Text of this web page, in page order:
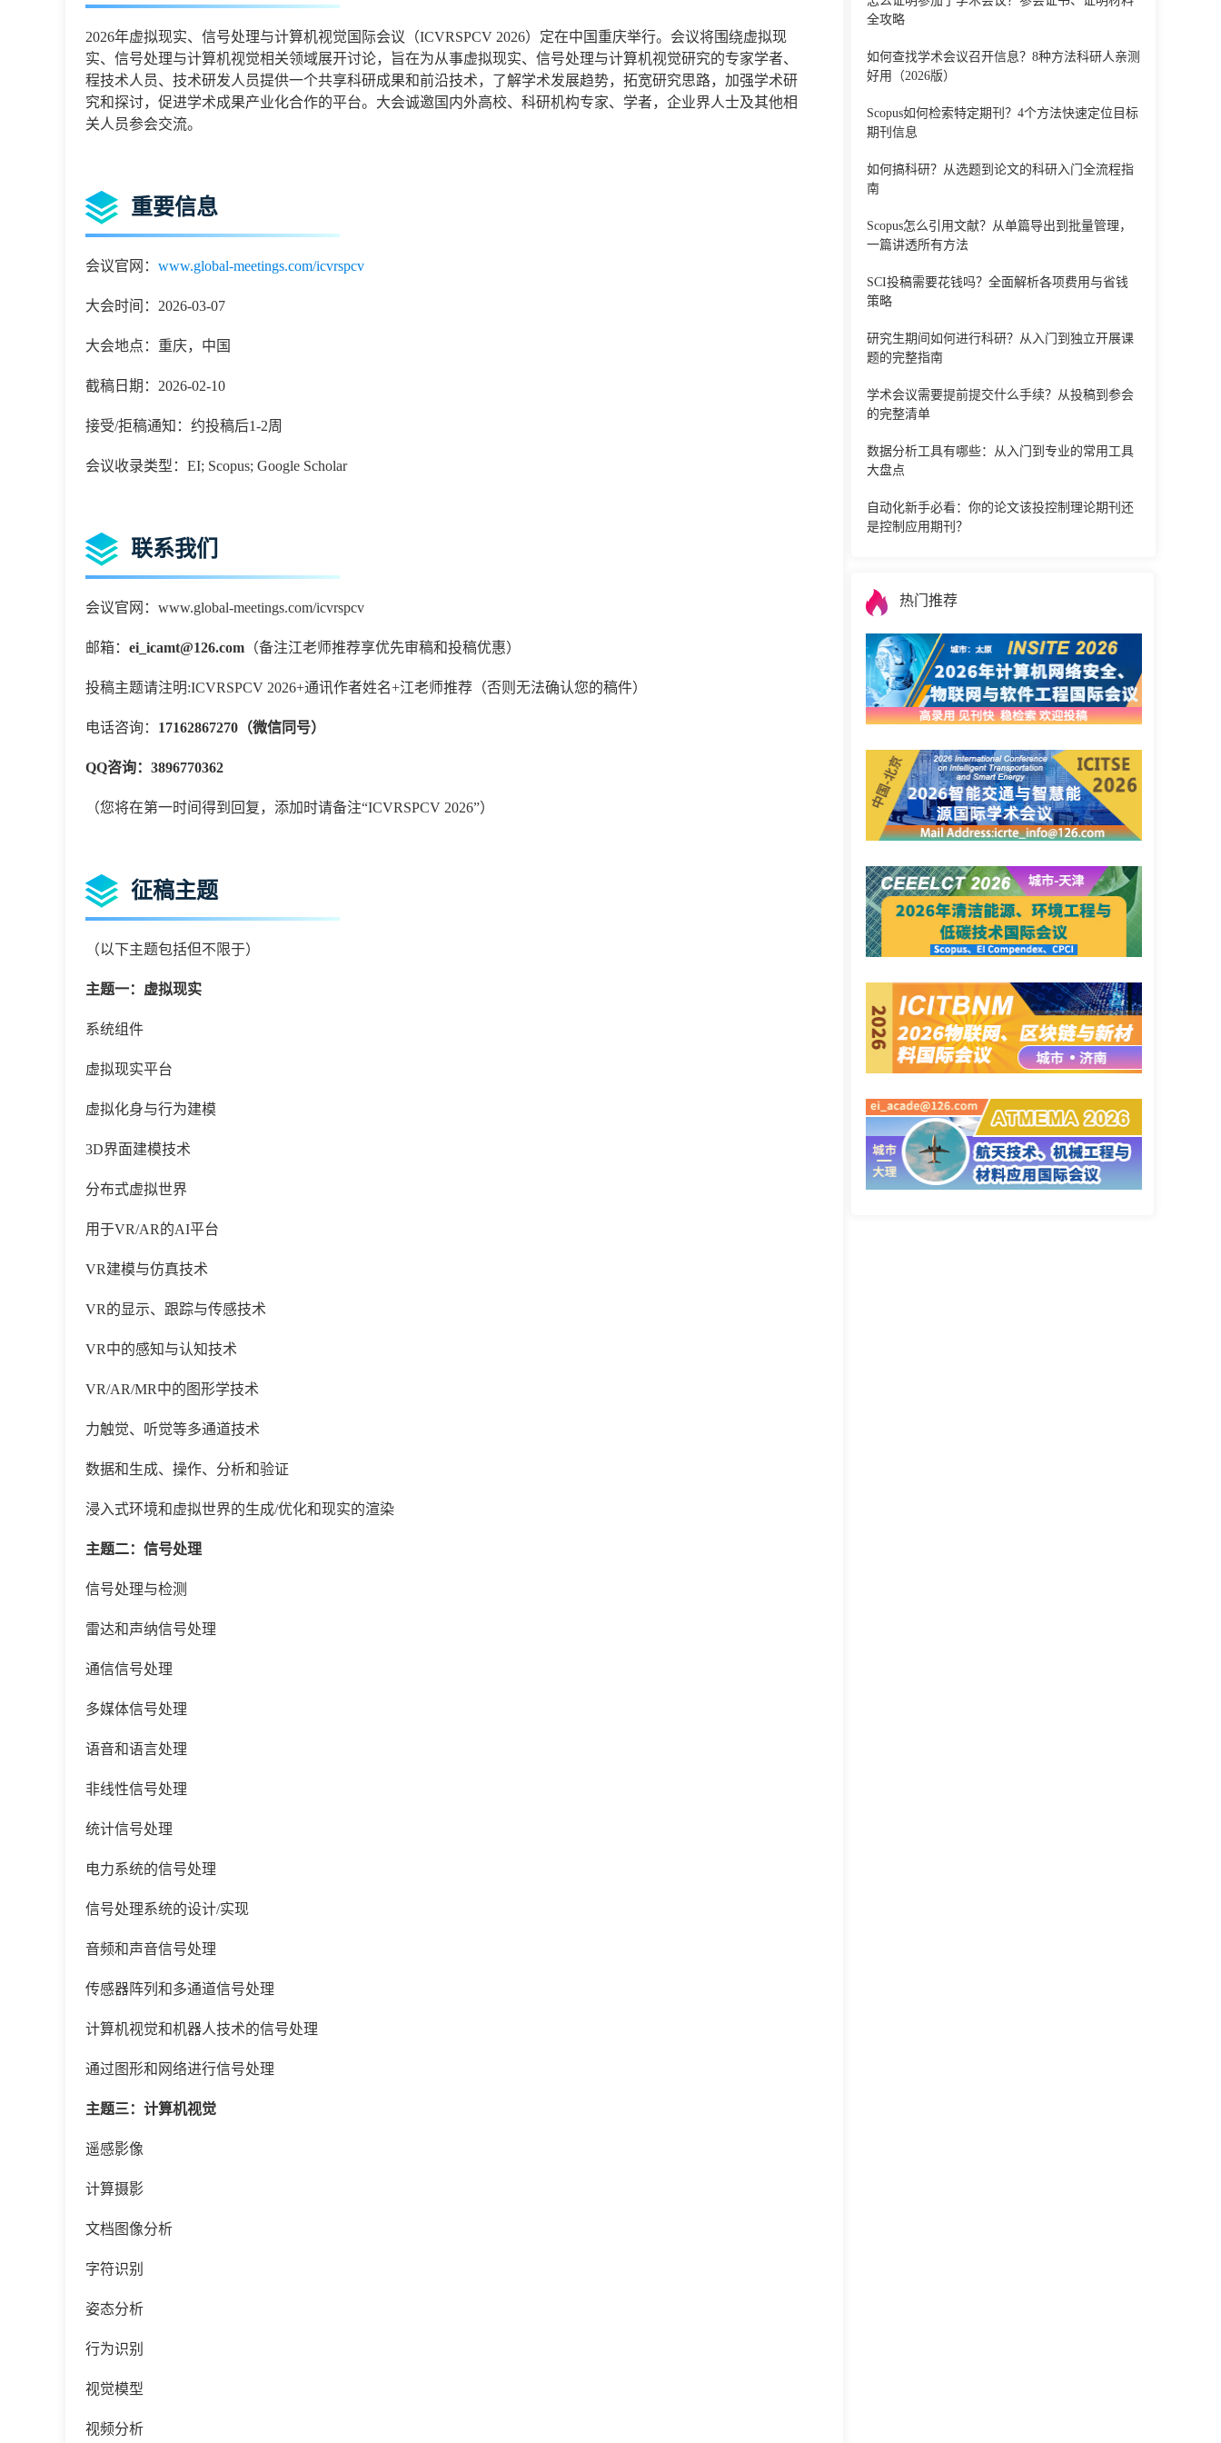
2026年虚拟现实、信号处理与计算机视觉国际会议（ICVRSPCV 2026）定在中国重庆举行。会议将围绕虚拟现
实、信号处理与计算机视觉相关领域展开讨论，旨在为从事虚拟现实、信号处理与计算机视觉研究的专家学者、
程技术人员、技术研发人员提供一个共享科研成果和前沿技术，了解学术发展趋势，拓宽研究思路，加强学术研
究和探讨，促进学术成果产业化合作的平台。大会诚邀国内外高校、科研机构专家、学者，企业界人士及其他相
关人员参会交流。
重要信息
会议官网： www.global-meetings.com/icvrspcv
大会时间：2026-03-07
大会地点：重庆，中国
截稿日期：2026-02-10
接受/拒稿通知：约投稿后1-2周
会议收录类型：EI; Scopus; Google Scholar
联系我们
会议官网：www.global-meetings.com/icvrspcv
邮箱： ei_icamt@126.com （备注江老师推荐享优先审稿和投稿优惠）
投稿主题请注明:ICVRSPCV 2026+通讯作者姓名+江老师推荐（否则无法确认您的稿件）
电话咨询： 17162867270（微信同号）
QQ咨询：3896770362
（您将在第一时间得到回复，添加时请备注“ICVRSPCV 2026”）
征稿主题
（以下主题包括但不限于）
主题一：虚拟现实
系统组件
虚拟现实平台
虚拟化身与行为建模
3D界面建模技术
分布式虚拟世界
用于VR/AR的AI平台
VR建模与仿真技术
VR的显示、跟踪与传感技术
VR中的感知与认知技术
VR/AR/MR中的图形学技术
力触觉、听觉等多通道技术
数据和生成、操作、分析和验证
浸入式环境和虚拟世界的生成/优化和现实的渲染
主题二：信号处理
信号处理与检测
雷达和声纳信号处理
通信信号处理
多媒体信号处理
语音和语言处理
非线性信号处理
统计信号处理
电力系统的信号处理
信号处理系统的设计/实现
音频和声音信号处理
传感器阵列和多通道信号处理
计算机视觉和机器人技术的信号处理
通过图形和网络进行信号处理
主题三：计算机视觉
遥感影像
计算摄影
文档图像分析
字符识别
姿态分析
行为识别
视觉模型
视频分析
全攻略
如何查找学术会议召开信息？8种方法科研人亲测
好用（2026版）
Scopus如何检索特定期刊？4个方法快速定位目标
期刊信息
如何搞科研？从选题到论文的科研入门全流程指
南
Scopus怎么引用文献？从单篇导出到批量管理，
一篇讲透所有方法
SCI投稿需要花钱吗？全面解析各项费用与省钱
策略
研究生期间如何进行科研？从入门到独立开展课
题的完整指南
学术会议需要提前提交什么手续？从投稿到参会
的完整清单
数据分析工具有哪些：从入门到专业的常用工具
大盘点
自动化新手必看：你的论文该投控制理论期刊还
是控制应用期刊？
热门推荐